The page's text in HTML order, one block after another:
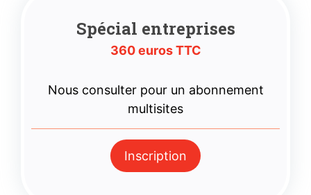
Spécial entreprises
360 euros TTC
Nous consulter pour un abonnement
multisites
Inscription